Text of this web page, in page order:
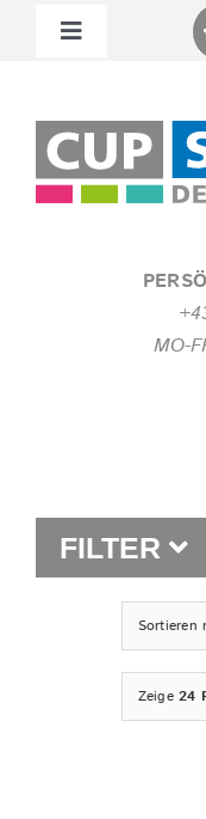
MO-
Toggle
Miet Cup
Nachhaltigkeit
Shop
FILTER
Sortieren
Zeige24